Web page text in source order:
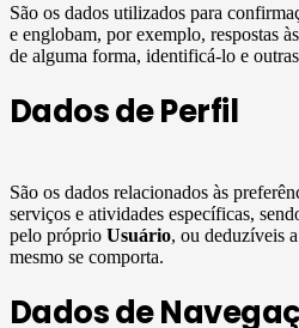
São os dados utilizados para
e englobam, por exemplo, respostas
de alguma forma, identificá-lo e
Dados de Perfil
São os dados relacionados às
serviços e atividades específicas,
pelo próprio Usuário, ou deduzíveis
mesmo se comporta.
Dados de